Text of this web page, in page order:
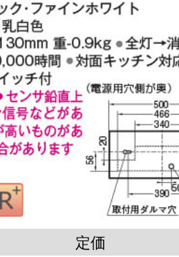
定価